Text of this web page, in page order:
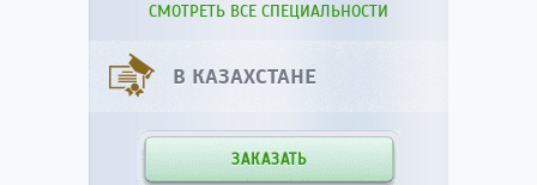
СМОТРЕТЬ ВСЕ СПЕЦИАЛЬНОСТИ
В КАЗАХСТАНЕ
ЗАКАЗАТЬ